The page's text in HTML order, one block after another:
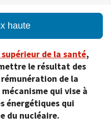
haute
de la santé,
le résultat des
de la
qui vise à
énergétiques qui
du nucléaire.